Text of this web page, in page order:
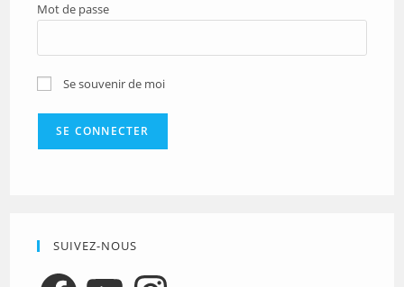
Mot de passe
Se souvenir de moi
SUIVEZ-NOUS
FacebookYouTubeInstagram